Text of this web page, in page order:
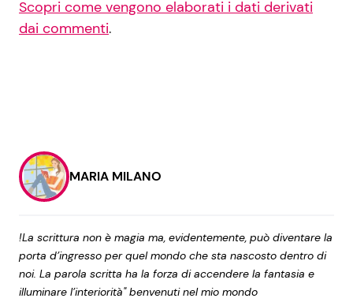
Scopri come vengono elaborati i dati derivati
dai commenti.
MARIA MILANO
!La scrittura non è magia ma, evidentemente, può diventare la
porta d’ingresso per quel mondo che sta nascosto dentro di
noi. La parola scritta ha la forza di accendere la fantasia e
illuminare l’interiorità" benvenuti nel mio mondo